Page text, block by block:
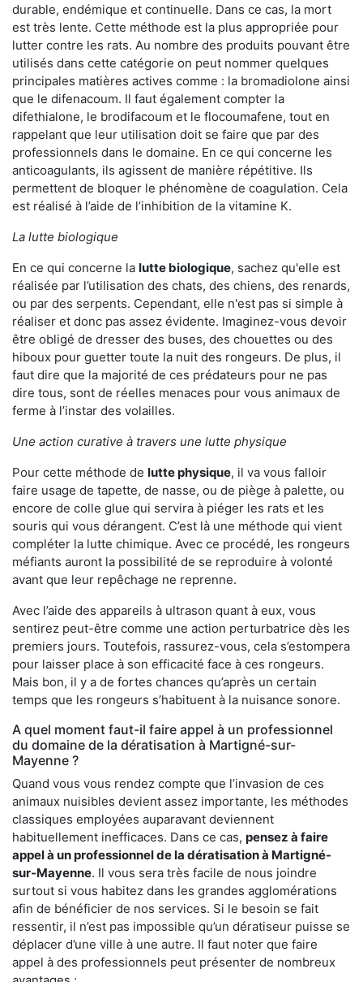
durable, endémique et continuelle. Dans ce cas, la mort
est très lente. Cette méthode est la plus appropriée pour
lutter contre les rats. Au nombre des produits pouvant être
utilisés dans cette catégorie on peut nommer quelques
principales matières actives comme : la bromadiolone ainsi
que le difenacoum. Il faut également compter la
difethialone, le brodifacoum et le flocoumafene, tout en
rappelant que leur utilisation doit se faire que par des
professionnels dans le domaine. En ce qui concerne les
anticoagulants, ils agissent de manière répétitive. Ils
permettent de bloquer le phénomène de coagulation. Cela
est réalisé à l’aide de l’inhibition de la vitamine K.
La lutte biologique
En ce qui concerne la lutte biologique, sachez qu'elle est
réalisée par l’utilisation des chats, des chiens, des renards,
ou par des serpents. Cependant, elle n'est pas si simple à
réaliser et donc pas assez évidente. Imaginez-vous devoir
être obligé de dresser des buses, des chouettes ou des
hiboux pour guetter toute la nuit des rongeurs. De plus, il
faut dire que la majorité de ces prédateurs pour ne pas
dire tous, sont de réelles menaces pour vous animaux de
ferme à l’instar des volailles.
Une action curative à travers une lutte physique
Pour cette méthode de lutte physique, il va vous falloir
faire usage de tapette, de nasse, ou de piège à palette, ou
encore de colle glue qui servira à piéger les rats et les
souris qui vous dérangent. C’est là une méthode qui vient
compléter la lutte chimique. Avec ce procédé, les rongeurs
méfiants auront la possibilité de se reproduire à volonté
avant que leur repêchage ne reprenne.
Avec l’aide des appareils à ultrason quant à eux, vous
sentirez peut-être comme une action perturbatrice dès les
premiers jours. Toutefois, rassurez-vous, cela s’estompera
pour laisser place à son efficacité face à ces rongeurs.
Mais bon, il y a de fortes chances qu’après un certain
temps que les rongeurs s’habituent à la nuisance sonore.
A quel moment faut-il faire appel à un professionnel
du domaine de la dératisation à Martigné-sur-
Mayenne ?
Quand vous vous rendez compte que l’invasion de ces
animaux nuisibles devient assez importante, les méthodes
classiques employées auparavant deviennent
habituellement inefficaces. Dans ce cas, pensez à faire
appel à un professionnel de la dératisation à Martigné-
sur-Mayenne. Il vous sera très facile de nous joindre
surtout si vous habitez dans les grandes agglomérations
afin de bénéficier de nos services. Si le besoin se fait
ressentir, il n’est pas impossible qu’un dératiseur puisse se
déplacer d’une ville à une autre. Il faut noter que faire
appel à des professionnels peut présenter de nombreux